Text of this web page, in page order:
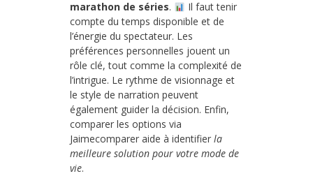
marathon de séries.
Il faut tenir
compte du temps disponible et de
l’énergie du spectateur. Les
préférences personnelles jouent un
rôle clé, tout comme la complexité de
l’intrigue. Le rythme de visionnage et
le style de narration peuvent
également guider la décision. Enfin,
comparer les options via
Jaimecomparer aide à identifier la
meilleure solution pour votre mode de
vie.